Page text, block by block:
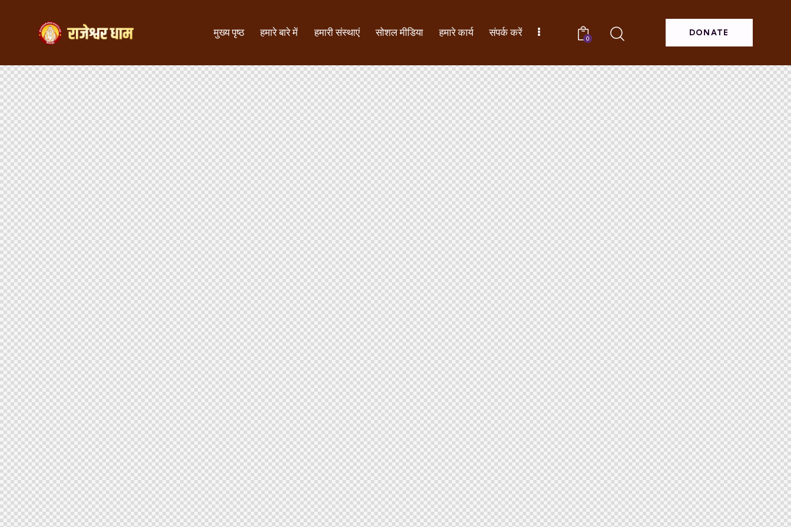
मुख्य पृष्ठ हमारे बारे में हमारी संस्थाएं सोशल मीडिया हमारे कार्य संपर्क करें 0
DONATE
मुख्य पृष्ठ हमारे बारे में हमारी संस्थाएं सोशल मीडिया हमारे कार्य संपर्क करें समाचार 0
DONATE